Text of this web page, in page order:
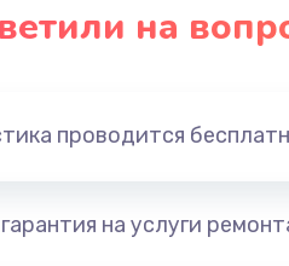
BIOS
HDD (замена жёсткого
на
проводится
на услуги